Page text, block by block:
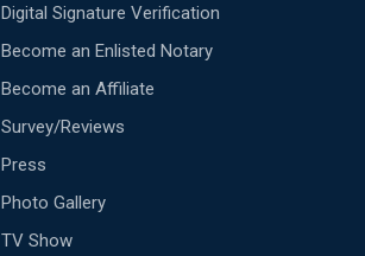
Digital Signature Verification
Become an Enlisted Notary
Become an Affiliate
Survey/Reviews
Press
Photo Gallery
TV Show